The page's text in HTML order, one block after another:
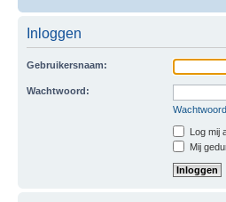
Inloggen
Gebruikersnaam:
Wachtwoord:
Log mij
Mij